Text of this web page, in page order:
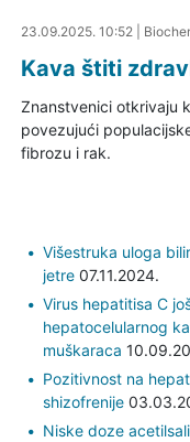
23.09.2025. 11:05
23.09.2025. 10:52|
Kava štiti
Znanstvenici otkrivaju
povezujući
fibrozu i rak.
Višestruka uloga
jetre07.11.2024.
Virus hepatitisa C
hepatocelularnog
muškaraca
Pozitivnost na
shizofrenije
Niske doze